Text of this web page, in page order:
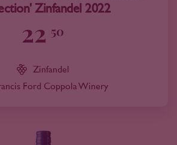
Zinfandel 2022
22 50
Zinfandel
Ford Coppola Winery